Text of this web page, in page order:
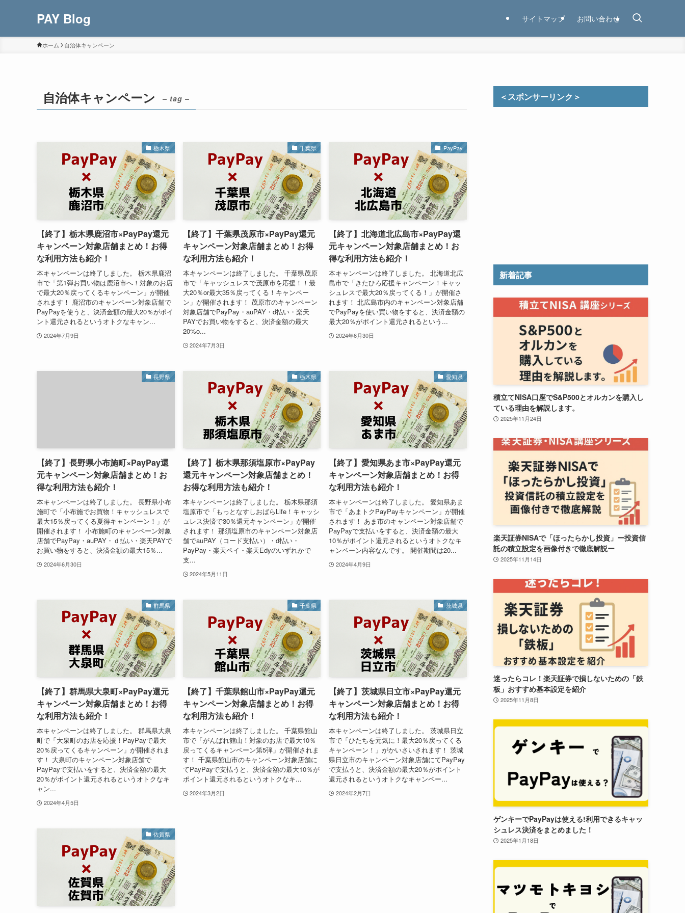
PAY Blog サイトマップ お問い合わせ
ホーム 自治体キャンペーン
自治体キャンペーン – tag –
栃木県
【終了】栃木県鹿沼市×PayPay還元
キャンペーン対象店舗まとめ！お得
な利用方法も紹介！
本キャンペーンは終了しました。 栃木県鹿沼
市で「第1弾お買い物は鹿沼市へ！対象のお店
で最大20％戻ってくるキャンペーン」が開催
されます！ 鹿沼市のキャンペーン対象店舗で
PayPayを使うと、決済金額の最大20％がポイ
ント還元されるというオトクなキャン...
2024年7月9日
千葉県
【終了】千葉県茂原市×PayPay還元
キャンペーン対象店舗まとめ！お得
な利用方法も紹介！
本キャンペーンは終了しました。 千葉県茂原
市で「キャッシュレスで茂原市を応援！！最
大20％or最大35％戻ってくる！キャンペー
ン」が開催されます！ 茂原市のキャンペーン
対象店舗でPayPay・auPAY・d払い・楽天
PAYでお買い物をすると、決済金額の最大
20%o...
2024年7月3日
PayPay
【終了】北海道北広島市×PayPay還
元キャンペーン対象店舗まとめ！お
得な利用方法も紹介！
本キャンペーンは終了しました。 北海道北広
島市で「きたひろ応援キャンペーン！キャッ
シュレスで最大20％戻ってくる！」が開催さ
れます！ 北広島市内のキャンペーン対象店舗
でPayPayを使い買い物をすると、決済金額の
最大20％がポイント還元されるという...
2024年6月30日
長野県
【終了】長野県小布施町×PayPay還
元キャンペーン対象店舗まとめ！お
得な利用方法も紹介！
本キャンペーンは終了しました。 長野県小布
施町で「小布施でお買物！キャッシュレスで
最大15％戻ってくる夏得キャンペーン！」が
開催されます！ 小布施町のキャンペーン対象
店舗でPayPay・auPAY・ｄ払い・楽天PAYで
お買い物をすると、決済金額の最大15％...
2024年6月30日
栃木県
【終了】栃木県那須塩原市×PayPay
還元キャンペーン対象店舗まとめ！
お得な利用方法も紹介！
本キャンペーンは終了しました。 栃木県那須
塩原市で「もっとなすしおばらLife！キャッシ
ュレス決済で30％還元キャンペーン」が開催
されます！ 那須塩原市のキャンペーン対象店
舗でauPAY（コード支払い）・d払い・
PayPay・楽天ペイ・楽天Edyのいずれかで
支...
2024年5月11日
愛知県
【終了】愛知県あま市×PayPay還元
キャンペーン対象店舗まとめ！お得
な利用方法も紹介！
本キャンペーンは終了しました。 愛知県あま
市で「あまトクPayPayキャンペーン」が開催
されます！ あま市のキャンペーン対象店舗で
PayPayで支払いをすると、決済金額の最大
10％がポイント還元されるというオトクなキ
ャンペーン内容なんです。 開催期間は20...
2024年4月9日
群馬県
【終了】群馬県大泉町×PayPay還元
キャンペーン対象店舗まとめ！お得
な利用方法も紹介！
本キャンペーンは終了しました。 群馬県大泉
町で「大泉町のお店を応援！PayPayで最大
20％戻ってくるキャンペーン」が開催されま
す！ 大泉町のキャンペーン対象店舗で
PayPayで支払いをすると、決済金額の最大
20％がポイント還元されるというオトクなキ
ャン...
2024年4月5日
千葉県
【終了】千葉県館山市×PayPay還元
キャンペーン対象店舗まとめ！お得
な利用方法も紹介！
本キャンペーンは終了しました。 千葉県館山
市で「がんばれ館山！対象のお店で最大10％
戻ってくるキャンペーン第5弾」が開催されま
す！ 千葉県館山市のキャンペーン対象店舗に
てPayPayで支払うと、決済金額の最大10％が
ポイント還元されるというオトクなキ...
2024年3月2日
茨城県
【終了】茨城県日立市×PayPay還元
キャンペーン対象店舗まとめ！お得
な利用方法も紹介！
本キャンペーンは終了しました。 茨城県日立
市で「ひたちを元気に！最大20％戻ってくる
キャンペーン！」がかいさいされます！ 茨城
県日立市のキャンペーン対象店舗にてPayPay
で支払うと、決済金額の最大20％がポイント
還元されるというオトクなキャンペー...
2024年2月7日
佐賀県
＜スポンサーリンク＞
新着記事
積立てNISA口座でS&P500とオルカンを購入し
ている理由を解説します。
2025年11月24日
楽天証券NISAで「ほったらかし投資」ー投資信
託の積立設定を画像付きで徹底解説ー
2025年11月14日
迷ったらコレ！楽天証券で損しないための「鉄
板」おすすめ基本設定を紹介
2025年11月8日
ゲンキーでPayPayは使える!利用できるキャッ
シュレス決済をまとめました！
2025年1月18日